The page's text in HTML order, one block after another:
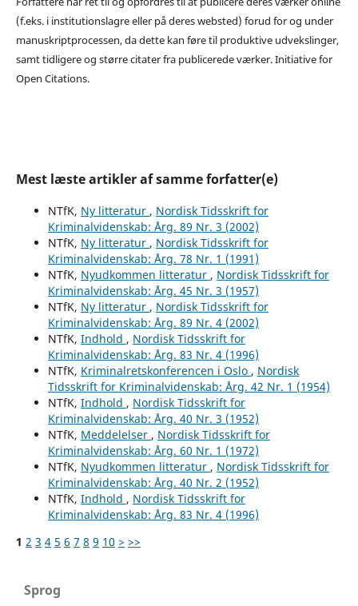
(f.eks. i institutionslagre eller på deres websted) forud for og under
manuskriptprocessen, da dette kan føre til produktive udvekslinger,
samt tidligere og større citater fra publicerede værker. Initiative for
Open Citations.
Mest læste artikler af samme forfatter(e)
NTfK, Ny litteratur , Nordisk Tidsskrift for
Kriminalvidenskab: Årg. 89 Nr. 3 (2002)
NTfK, Ny litteratur , Nordisk Tidsskrift for
Kriminalvidenskab: Årg. 78 Nr. 1 (1991)
NTfK, Nyudkommen litteratur , Nordisk Tidsskrift for
Kriminalvidenskab: Årg. 45 Nr. 3 (1957)
NTfK, Ny litteratur , Nordisk Tidsskrift for
Kriminalvidenskab: Årg. 89 Nr. 4 (2002)
NTfK, Indhold , Nordisk Tidsskrift for
Kriminalvidenskab: Årg. 83 Nr. 4 (1996)
NTfK, Kriminalretskonferencen i Oslo , Nordisk
Tidsskrift for Kriminalvidenskab: Årg. 42 Nr. 1 (1954)
NTfK, Indhold , Nordisk Tidsskrift for
Kriminalvidenskab: Årg. 40 Nr. 3 (1952)
NTfK, Meddelelser , Nordisk Tidsskrift for
Kriminalvidenskab: Årg. 60 Nr. 1 (1972)
NTfK, Nyudkommen litteratur , Nordisk Tidsskrift for
Kriminalvidenskab: Årg. 40 Nr. 2 (1952)
NTfK, Indhold , Nordisk Tidsskrift for
Kriminalvidenskab: Årg. 83 Nr. 4 (1996)
1 2 3 4 5 6 7 8 9 10 > >>
Sprog